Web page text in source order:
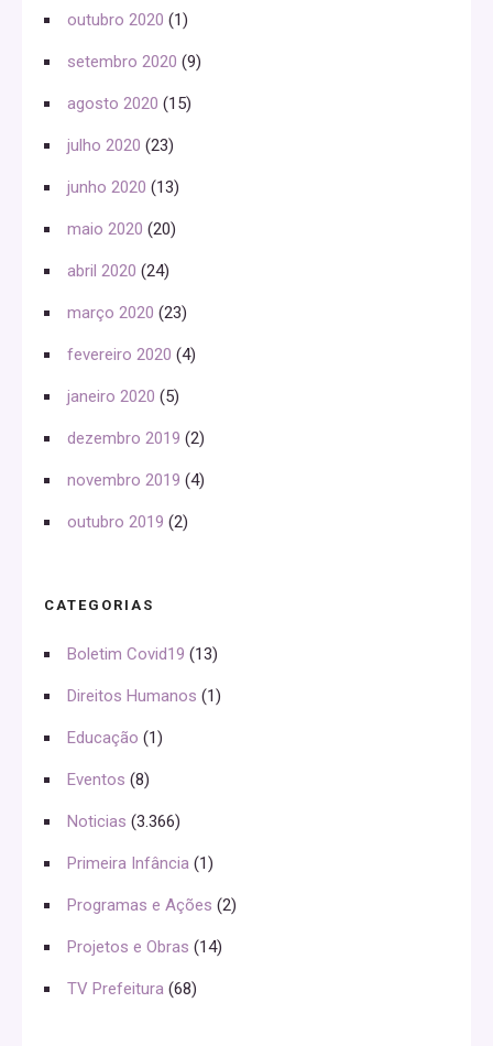
outubro 2020 (1)
setembro 2020 (9)
agosto 2020 (15)
julho 2020 (23)
junho 2020 (13)
maio 2020 (20)
abril 2020 (24)
março 2020 (23)
fevereiro 2020 (4)
janeiro 2020 (5)
dezembro 2019 (2)
novembro 2019 (4)
outubro 2019 (2)
CATEGORIAS
Boletim Covid19 (13)
Direitos Humanos (1)
Educação (1)
Eventos (8)
Noticias (3.366)
Primeira Infância (1)
Programas e Ações (2)
Projetos e Obras (14)
TV Prefeitura (68)